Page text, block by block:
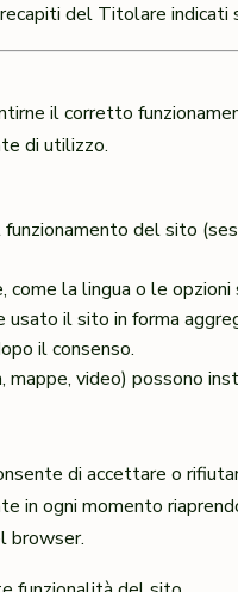
del Titolare indicati
il corretto
di utilizzo.
del sito
la lingua o le opzioni
usato il sito in forma
il consenso.
video) possono
di accettare o
in ogni momento
browser.